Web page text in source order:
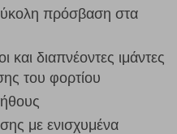
πρόσβαση στα
και διαπνέοντες ιμάντες
του φορτίου
με ενισχυμένα